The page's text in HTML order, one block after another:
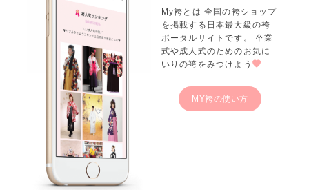
My袴とは 全国の袴ショップ
を掲載する日本最大級の袴
ポータルサイトです。 卒業
式や成人式のためのお気に
いりの袴をみつけよう
MY袴の使い方